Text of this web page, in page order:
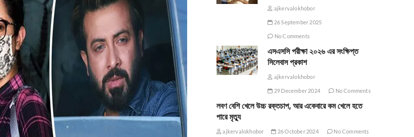
ajkervalokhobor
26 September 2025
No Comments
এসএসসি পরীক্ষা ২০২৬ এর সংক্ষিপ্ত
সিলেবাস প্রকাশ
ajkervalokhobor
29 December 2024 No Comments
লবণ বেশি খেলে উচ্চ রক্তচাপ, আর একেবারে কম খেলে হতে
পারে মৃত্যু
ajkervalokhobor 26 October 2024 No Comments